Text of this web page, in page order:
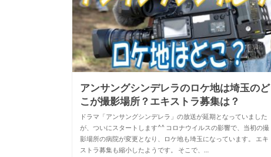
アンサングシンデレラのロケ地は埼玉のど
こが撮影場所？エキストラ募集は？
ドラマ「アンサングシンデレラ」の放送が延期となっていました
が、ついにスタートします^^ コロナウイルスの影響で、当初の撮
影場所の病院が変更となり、ロケ地も埼玉になっています。 エキ
ストラ募集も縮小したようです。 そこで、…